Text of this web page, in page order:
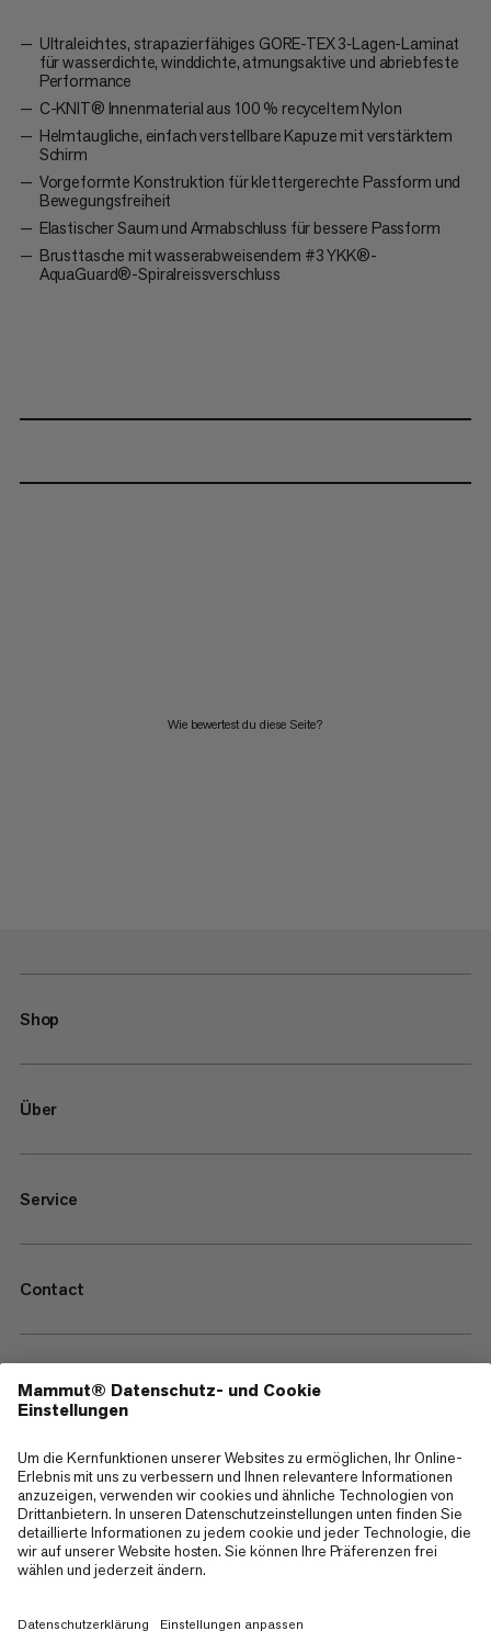
Ultraleichtes, strapazierfähiges GORE-TEX 3‑Lagen-Laminat
für wasserdichte, winddichte, atmungsaktive und abriebfeste
Performance
C-KNIT® Innenmaterial aus 100 % recyceltem Nylon
Helmtaugliche, einfach verstellbare Kapuze mit verstärktem
Schirm
Vorgeformte Konstruktion für klettergerechte Passform und
Bewegungsfreiheit
Elastischer Saum und Armabschluss für bessere Passform
Brusttasche mit wasserabweisendem #3 YKK®-
AquaGuard®-Spiralreissverschluss
Wie bewertest du diese Seite?
Shop
Über
Service
Contact
—
Sitemap
Cookies
Impressum